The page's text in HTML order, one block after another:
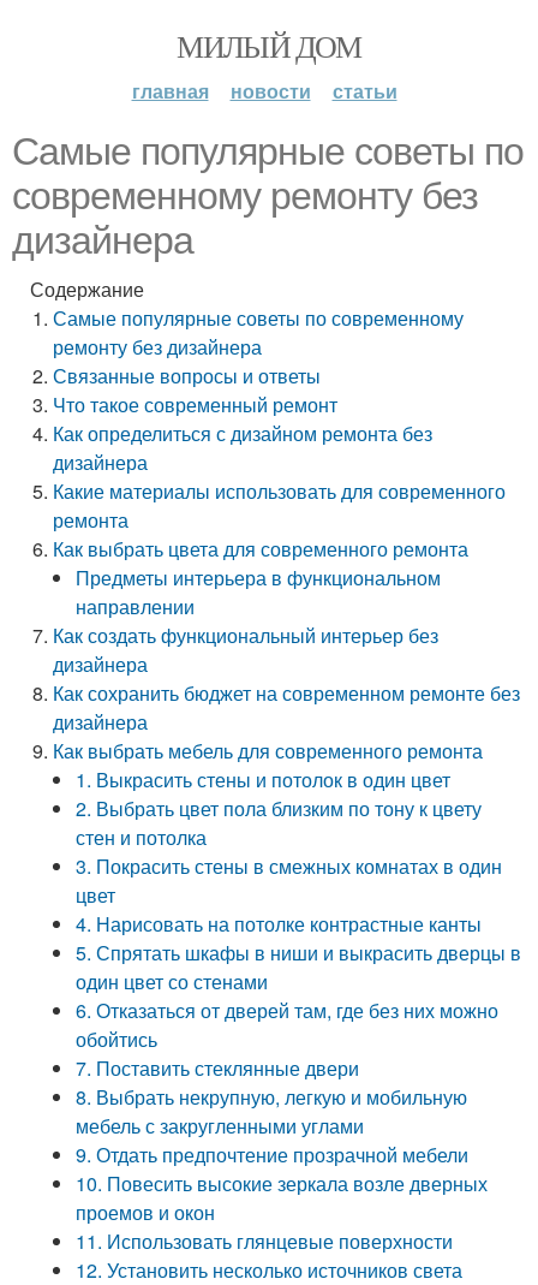
МИЛЫЙ ДОМ
главная новости статьи
Самые популярные советы по
современному ремонту без
дизайнера
Содержание
Самые популярные советы по современному
ремонту без дизайнера
Связанные вопросы и ответы
Что такое современный ремонт
Как определиться с дизайном ремонта без
дизайнера
Какие материалы использовать для современного
ремонта
Как выбрать цвета для современного ремонта
Предметы интерьера в функциональном
направлении
Как создать функциональный интерьер без
дизайнера
Как сохранить бюджет на современном ремонте без
дизайнера
Как выбрать мебель для современного ремонта
1. Выкрасить стены и потолок в один цвет
2. Выбрать цвет пола близким по тону к цвету
стен и потолка
3. Покрасить стены в смежных комнатах в один
цвет
4. Нарисовать на потолке контрастные канты
5. Спрятать шкафы в ниши и выкрасить дверцы в
один цвет со стенами
6. Отказаться от дверей там, где без них можно
обойтись
7. Поставить стеклянные двери
8. Выбрать некрупную, легкую и мобильную
мебель с закругленными углами
9. Отдать предпочтение прозрачной мебели
10. Повесить высокие зеркала возле дверных
проемов и окон
11. Использовать глянцевые поверхности
12. Установить несколько источников света